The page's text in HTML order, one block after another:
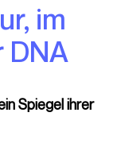
im
DNA
Spiegel ihrer